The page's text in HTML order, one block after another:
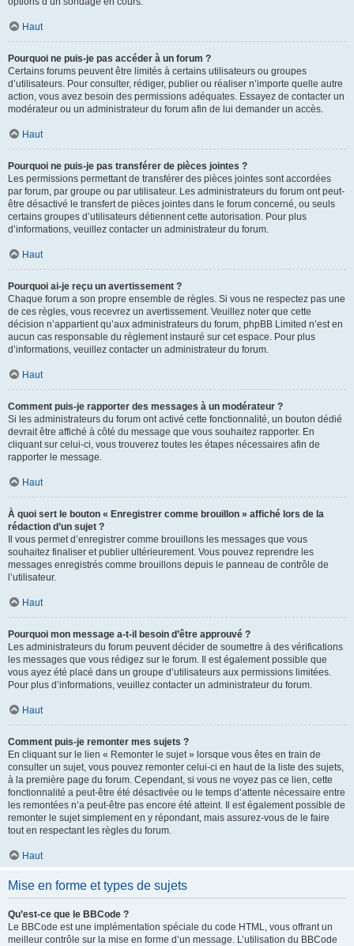
Haut
Pourquoi ne puis-je pas accéder à un forum ?
Certains forums peuvent être limités à certains utilisateurs ou groupes
d’utilisateurs. Pour consulter, rédiger, publier ou réaliser n’importe quelle autre
action, vous avez besoin des permissions adéquates. Essayez de contacter un
modérateur ou un administrateur du forum afin de lui demander un accès.
Haut
Pourquoi ne puis-je pas transférer de pièces jointes ?
Les permissions permettant de transférer des pièces jointes sont accordées
par forum, par groupe ou par utilisateur. Les administrateurs du forum ont peut-
être désactivé le transfert de pièces jointes dans le forum concerné, ou seuls
certains groupes d’utilisateurs détiennent cette autorisation. Pour plus
d’informations, veuillez contacter un administrateur du forum.
Haut
Pourquoi ai-je reçu un avertissement ?
Chaque forum a son propre ensemble de règles. Si vous ne respectez pas une
de ces règles, vous recevrez un avertissement. Veuillez noter que cette
décision n’appartient qu’aux administrateurs du forum, phpBB Limited n’est en
aucun cas responsable du règlement instauré sur cet espace. Pour plus
d’informations, veuillez contacter un administrateur du forum.
Haut
Comment puis-je rapporter des messages à un modérateur ?
Si les administrateurs du forum ont activé cette fonctionnalité, un bouton dédié
devrait être affiché à côté du message que vous souhaitez rapporter. En
cliquant sur celui-ci, vous trouverez toutes les étapes nécessaires afin de
rapporter le message.
Haut
À quoi sert le bouton « Enregistrer comme brouillon » affiché lors de la
rédaction d’un sujet ?
Il vous permet d’enregistrer comme brouillons les messages que vous
souhaitez finaliser et publier ultérieurement. Vous pouvez reprendre les
messages enregistrés comme brouillons depuis le panneau de contrôle de
l’utilisateur.
Haut
Pourquoi mon message a-t-il besoin d’être approuvé ?
Les administrateurs du forum peuvent décider de soumettre à des vérifications
les messages que vous rédigez sur le forum. Il est également possible que
vous ayez été placé dans un groupe d’utilisateurs aux permissions limitées.
Pour plus d’informations, veuillez contacter un administrateur du forum.
Haut
Comment puis-je remonter mes sujets ?
En cliquant sur le lien « Remonter le sujet » lorsque vous êtes en train de
consulter un sujet, vous pouvez remonter celui-ci en haut de la liste des sujets,
à la première page du forum. Cependant, si vous ne voyez pas ce lien, cette
fonctionnalité a peut-être été désactivée ou le temps d’attente nécessaire entre
les remontées n’a peut-être pas encore été atteint. Il est également possible de
remonter le sujet simplement en y répondant, mais assurez-vous de le faire
tout en respectant les règles du forum.
Haut
Mise en forme et types de sujets
Qu’est-ce que le BBCode ?
Le BBCode est une implémentation spéciale du code HTML, vous offrant un
meilleur contrôle sur la mise en forme d’un message. L’utilisation du BBCode